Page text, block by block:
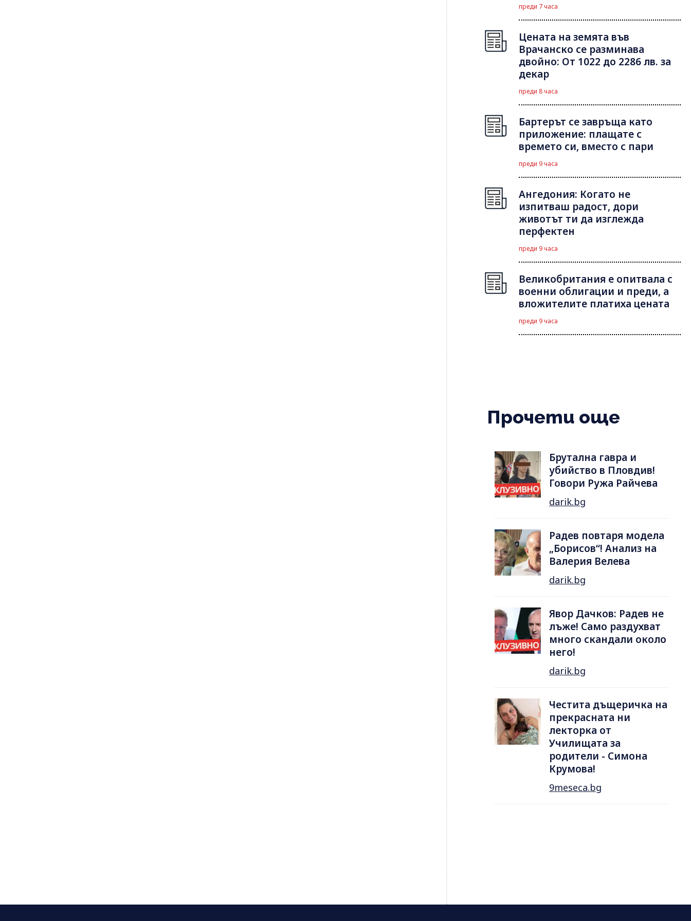
преди 7 часа
Цената на земята във
Врачанско се разминава
двойно: От 1022 до 2286 лв. за
декар
преди 8 часа
Бартерът се завръща като
приложение: плащате с
времето си, вместо с пари
преди 9 часа
Ангедония: Когато не
изпитваш радост, дори
животът ти да изглежда
перфектен
преди 9 часа
Великобритания е опитвала с
военни облигации и преди, а
вложителите платиха цената
преди 9 часа
Прочети още
Брутална гавра и
убийство в Пловдив!
Говори Ружа Райчева
darik.bg
Радев повтаря модела
„Борисов“! Анализ на
Валерия Велева
darik.bg
Явор Дачков: Радев не
лъже! Само раздухват
много скандали около
него!
darik.bg
Честита дъщеричка на
прекрасната ни
лекторка от
Училищата за
родители - Симона
Крумова!
9meseca.bg